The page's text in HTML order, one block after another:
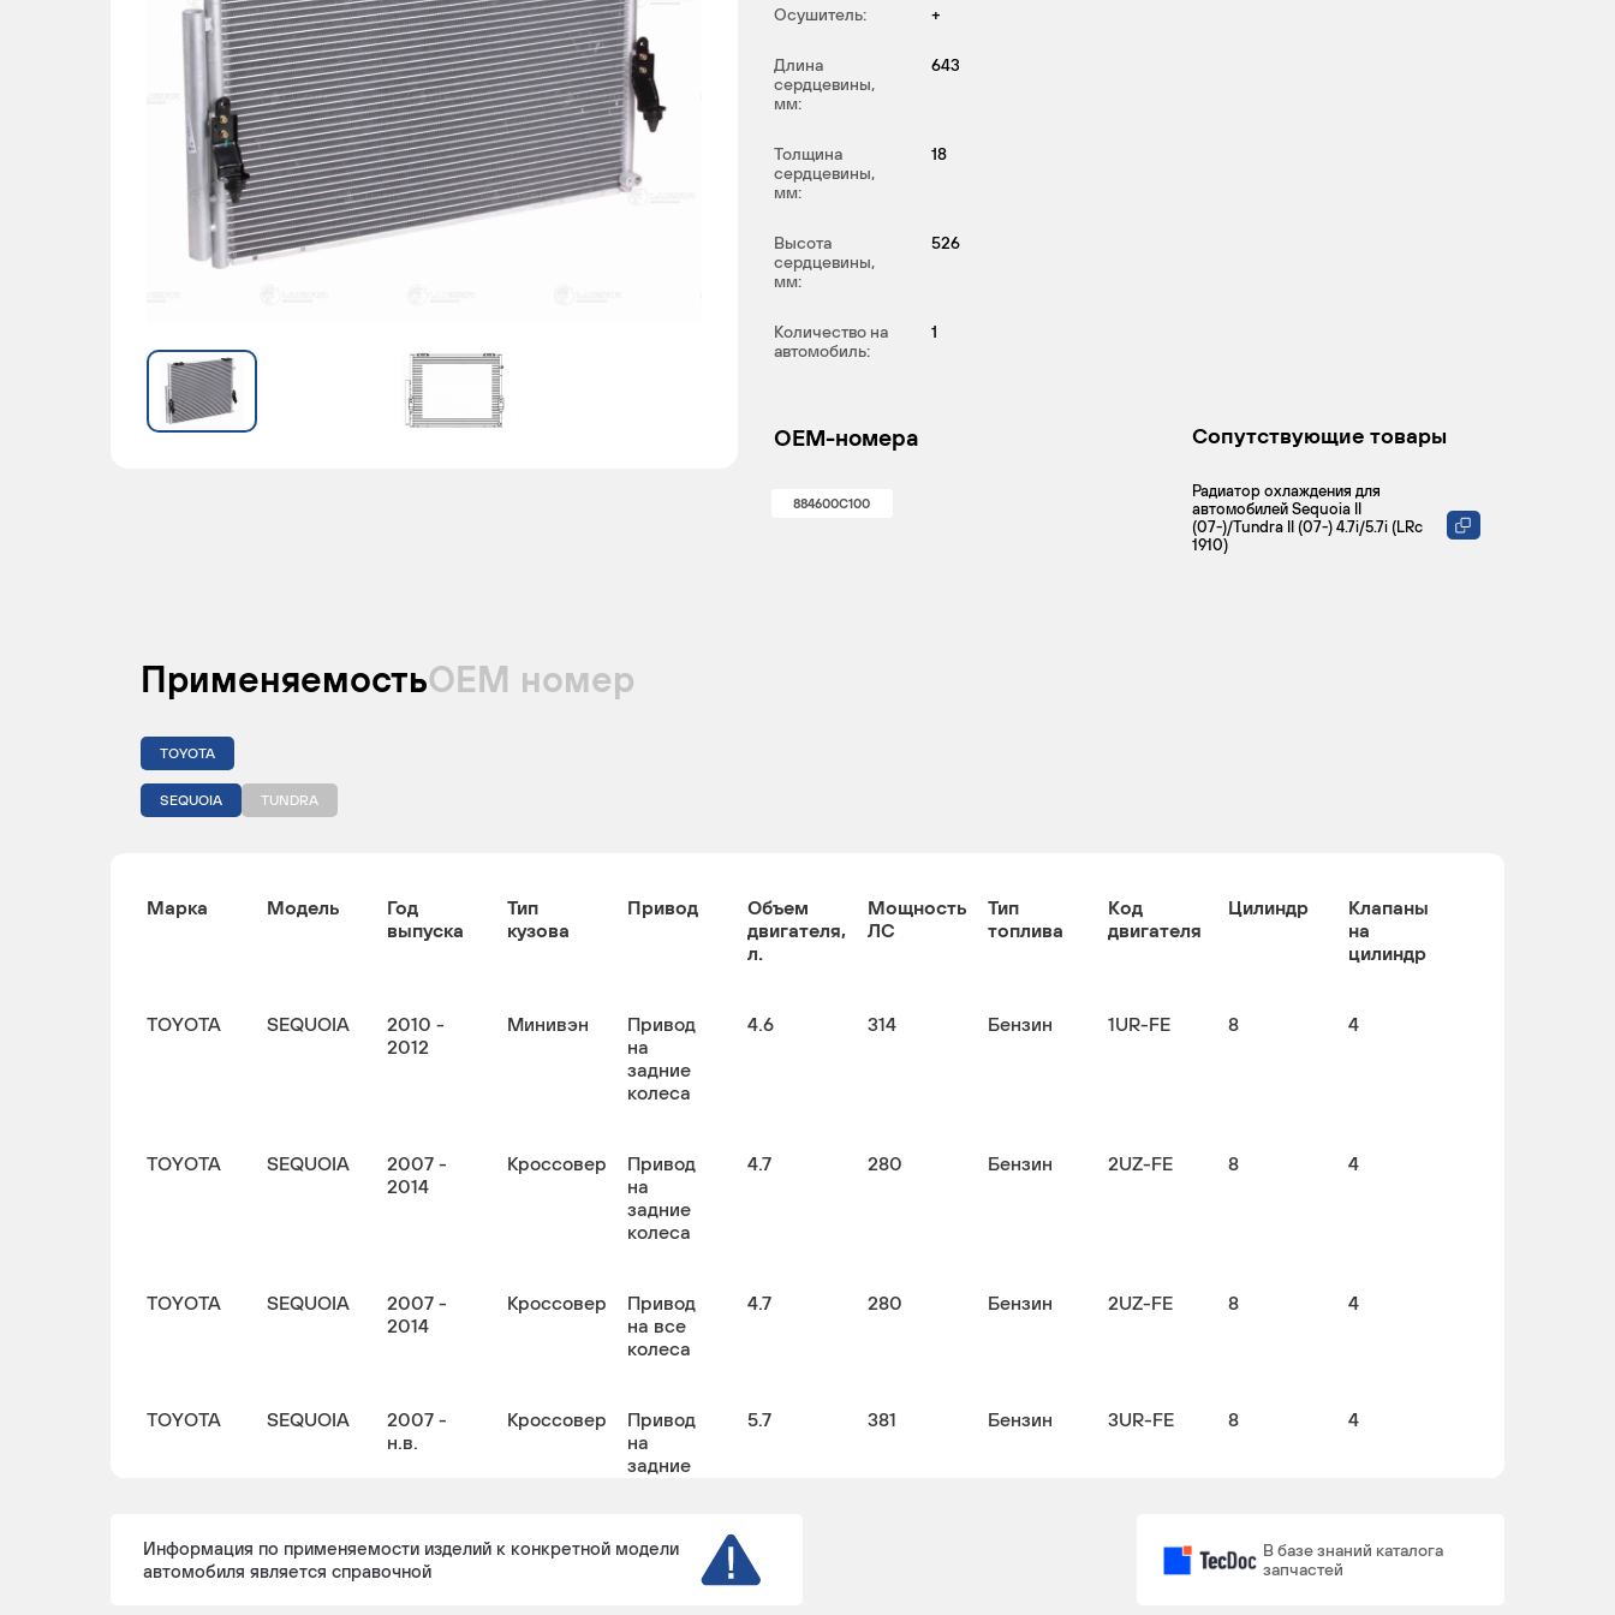
Осушитель: +
Длина
сердцевины,
мм:
643
Толщина
сердцевины,
мм:
18
Высота
сердцевины,
мм:
526
Количество на
автомобиль:
1
OEM-номера
884600C100
Сопутствующие товары
Радиатор охлаждения для
автомобилей Sequoia II
(07-)/Tundra II (07-) 4.7i/5.7i (LRc
1910)
ПрименяемостьОЕМ номер
TOYOTA
SEQUOIA TUNDRA
Марка Модель
Год
выпуска
Тип
кузова
Привод
Объем
двигателя,
л.
Мощность
ЛС
Тип
топлива
Код
двигателя
Цилиндр
Клапаны
на
цилиндр
TOYOTA SEQUOIA
2010 -
2012
Минивэн
Привод
на
задние
колеса
4.6 314 Бензин 1UR-FE 8 4
TOYOTA SEQUOIA
2007 -
2014
Кроссовер
Привод
на
задние
колеса
4.7 280 Бензин 2UZ-FE 8 4
TOYOTA SEQUOIA
2007 -
2014
Кроссовер
Привод
на все
колеса
4.7 280 Бензин 2UZ-FE 8 4
TOYOTA SEQUOIA
2007 -
н.в.
Кроссовер
Привод
на
задние
5.7 381 Бензин 3UR-FE 8 4
TOYOTA SEQUOIA
2007 -
н.в.
Кроссовер
Привод
5.7 8 4
Информация по применяемости изделий к конкретной модели
автомобиля является справочной
В базе знаний каталога
запчастей